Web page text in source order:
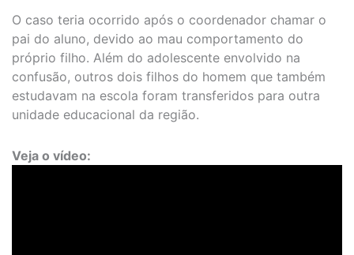
O caso teria ocorrido após o coordenador chamar o
pai do aluno, devido ao mau comportamento do
próprio filho. Além do adolescente envolvido na
confusão, outros dois filhos do homem que também
estudavam na escola foram transferidos para outra
unidade educacional da região.
Veja o vídeo: